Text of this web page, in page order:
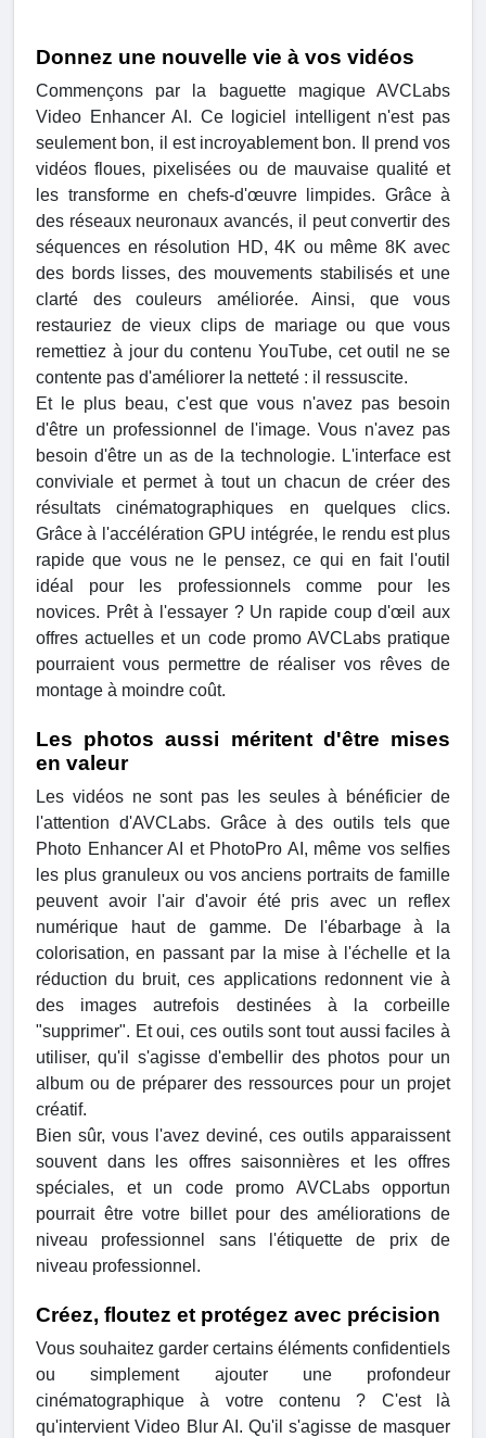
Donnez une nouvelle vie à vos vidéos
Commençons par la baguette magique AVCLabs
Video Enhancer AI. Ce logiciel intelligent n'est pas
seulement bon, il est incroyablement bon. Il prend vos
vidéos floues, pixelisées ou de mauvaise qualité et
les transforme en chefs-d'œuvre limpides. Grâce à
des réseaux neuronaux avancés, il peut convertir des
séquences en résolution HD, 4K ou même 8K avec
des bords lisses, des mouvements stabilisés et une
clarté des couleurs améliorée. Ainsi, que vous
restauriez de vieux clips de mariage ou que vous
remettiez à jour du contenu YouTube, cet outil ne se
contente pas d'améliorer la netteté : il ressuscite.
Et le plus beau, c'est que vous n'avez pas besoin
d'être un professionnel de l'image. Vous n'avez pas
besoin d'être un as de la technologie. L'interface est
conviviale et permet à tout un chacun de créer des
résultats cinématographiques en quelques clics.
Grâce à l'accélération GPU intégrée, le rendu est plus
rapide que vous ne le pensez, ce qui en fait l'outil
idéal pour les professionnels comme pour les
novices. Prêt à l'essayer ? Un rapide coup d'œil aux
offres actuelles et un code promo AVCLabs pratique
pourraient vous permettre de réaliser vos rêves de
montage à moindre coût.
Les photos aussi méritent d'être mises
en valeur
Les vidéos ne sont pas les seules à bénéficier de
l'attention d'AVCLabs. Grâce à des outils tels que
Photo Enhancer AI et PhotoPro AI, même vos selfies
les plus granuleux ou vos anciens portraits de famille
peuvent avoir l'air d'avoir été pris avec un reflex
numérique haut de gamme. De l'ébarbage à la
colorisation, en passant par la mise à l'échelle et la
réduction du bruit, ces applications redonnent vie à
des images autrefois destinées à la corbeille
"supprimer". Et oui, ces outils sont tout aussi faciles à
utiliser, qu'il s'agisse d'embellir des photos pour un
album ou de préparer des ressources pour un projet
créatif.
Bien sûr, vous l'avez deviné, ces outils apparaissent
souvent dans les offres saisonnières et les offres
spéciales, et un code promo AVCLabs opportun
pourrait être votre billet pour des améliorations de
niveau professionnel sans l'étiquette de prix de
niveau professionnel.
Créez, floutez et protégez avec précision
Vous souhaitez garder certains éléments confidentiels
ou simplement ajouter une profondeur
cinématographique à votre contenu ? C'est là
qu'intervient Video Blur AI. Qu'il s'agisse de masquer